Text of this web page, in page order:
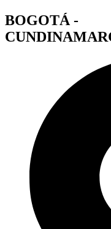
BOGOTÁ -